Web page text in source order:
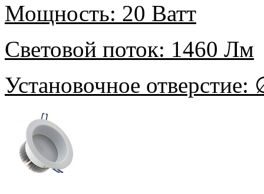
Мощность: 20 Ватт
Световой поток: 1460 Лм
Установочное отверстие: